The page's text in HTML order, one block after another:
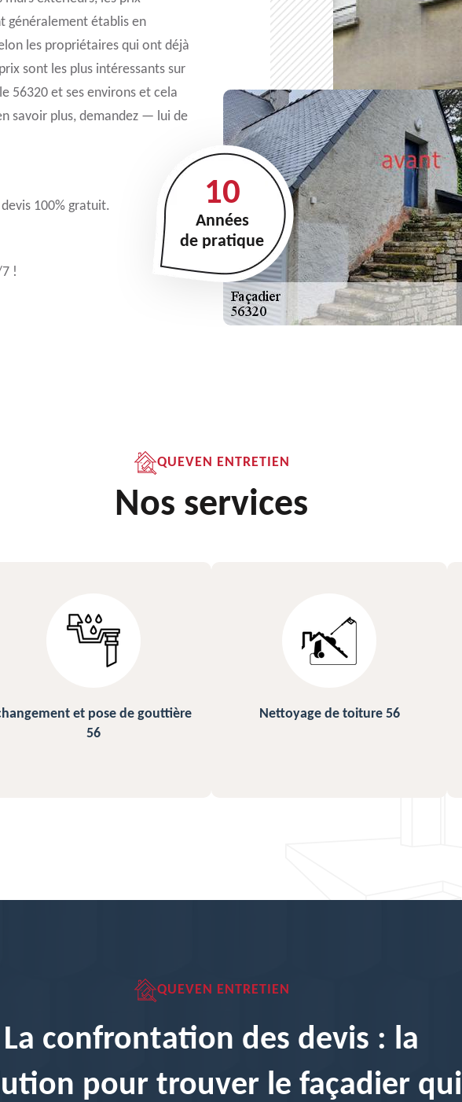
généralement établis en
les propriétaires qui ont déjà
sont les plus intéressants sur
56320 et ses environs et cela
savoir plus, demandez — lui de
100% gratuit.
!
10
Années
de pratique
QUEVEN ENTRETIEN
Nos services
Nettoyage de toiture 56 Peinture sur ardoise et toiture 56
QUEVEN ENTRETIEN
La confrontation des devis : la
pour trouver le façadier qui